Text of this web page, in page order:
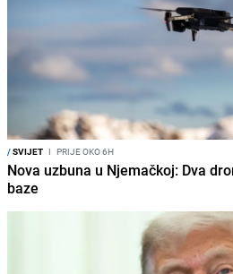
/SVIJET I PRIJE OKO 6H
Nova uzbuna u Njemačkoj: Dva
baze